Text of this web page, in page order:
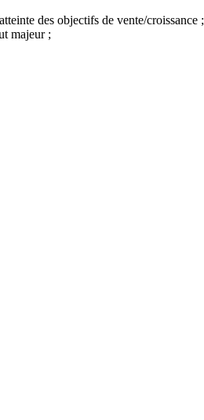
des objectifs de vente/croissance ;
majeur ;